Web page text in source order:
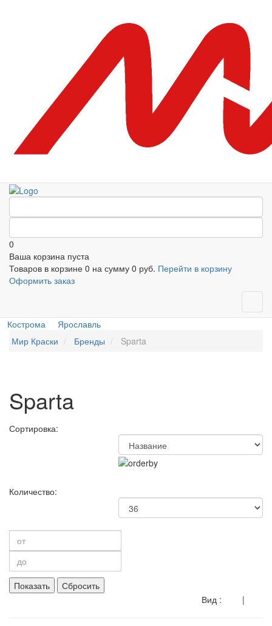
0
Ваша корзина пуста
Товаров в корзине 0 на сумму 0 руб. Перейти в корзину
Оформить заказ
Кострома
Ярославль
Мир Краски
Бренды Sparta
Sparta
Сортировка:
Количество:
Показать
Сбросить
Вид :
|